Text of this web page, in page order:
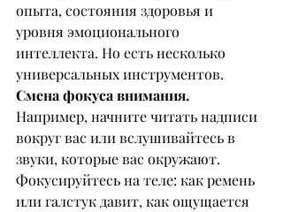
опыта, состояния здоровья и
уровня эмоционального
интеллекта. Но есть несколько
универсальных инструментов.
Смена фокуса внимания.
Например, начните читать надписи
вокруг вас или вслушивайтесь в
звуки, которые вас окружают.
Фокусируйтесь на теле: как ремень
или галстук давит, как ощущается